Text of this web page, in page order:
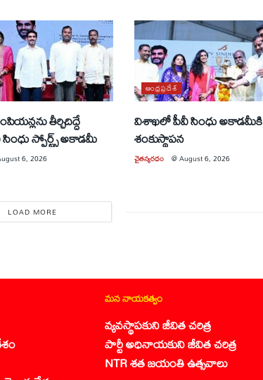
తీర్చిదిద్దే
స్పోర్ట్స్ అకాడమీ
6, 2026
ఆంధ్రప్రదేశ్
విశాఖలో పీవీ సింధు అకాడమీకి
శంకుస్థాపన
చైతన్యరధం @August 6, 2026
LOAD MORE
మన నాయకత్వం
వ్యవస్థాపకుని జీవిత చరిత్ర
పార్టీ అధినాయకుని జీవిత చరిత్ర
NTR శత జయంతి ఉత్సవాలు